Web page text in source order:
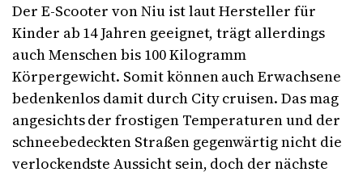
Der E-Scooter von Niu ist laut Hersteller für
Kinder ab 14 Jahren geeignet, trägt allerdings
auch Menschen bis 100 Kilogramm
Körpergewicht. Somit können auch Erwachsene
bedenkenlos damit durch City cruisen. Das mag
angesichts der frostigen Temperaturen und der
schneebedeckten Straßen gegenwärtig nicht die
verlockendste Aussicht sein, doch der nächste